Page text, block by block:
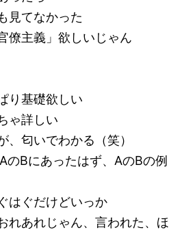
見てなかった
僚主義」欲しいじゃん
り基礎欲しい
ゃ詳しい
、匂いでわかる（笑）
のBにあったはず、AのBの例
はぐだけどいっか
れあれじゃん、言われた、ほ